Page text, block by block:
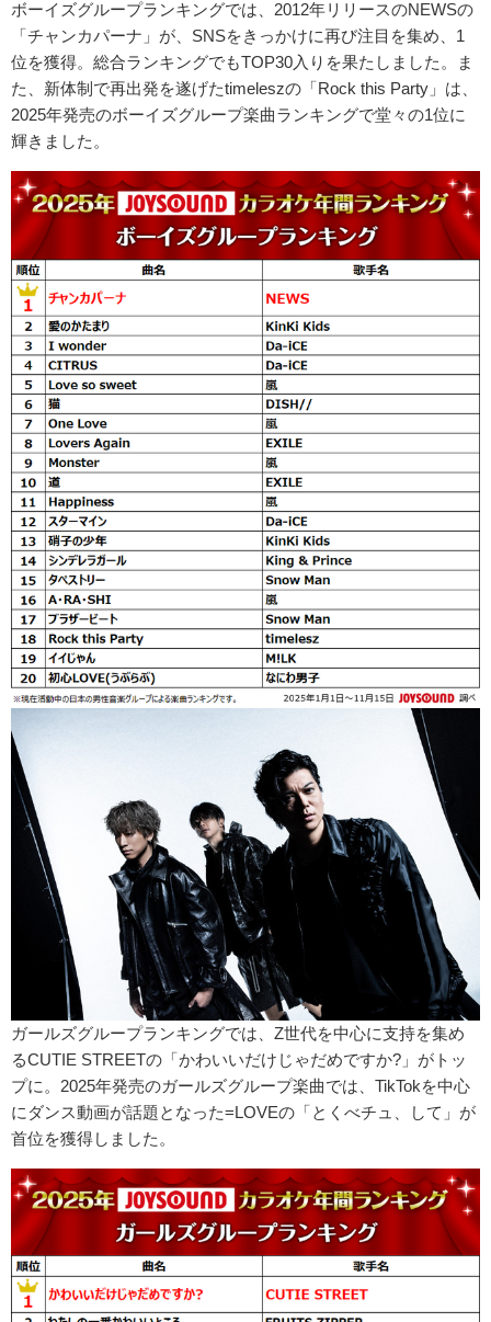
ボーイズグループランキングでは、2012年リリースのNEWSの
「チャンカパーナ」が、SNSをきっかけに再び注目を集め、1
位を獲得。総合ランキングでもTOP30入りを果たしました。ま
た、新体制で再出発を遂げたtimeleszの「Rock this Party」は、
2025年発売のボーイズグループ楽曲ランキングで堂々の1位に
輝きました。
ガールズグループランキングでは、Z世代を中心に支持を集め
るCUTIE STREETの「かわいいだけじゃだめですか?」がトッ
プに。2025年発売のガールズグループ楽曲では、TikTokを中心
にダンス動画が話題となった=LOVEの「とくべチュ、して」が
首位を獲得しました。